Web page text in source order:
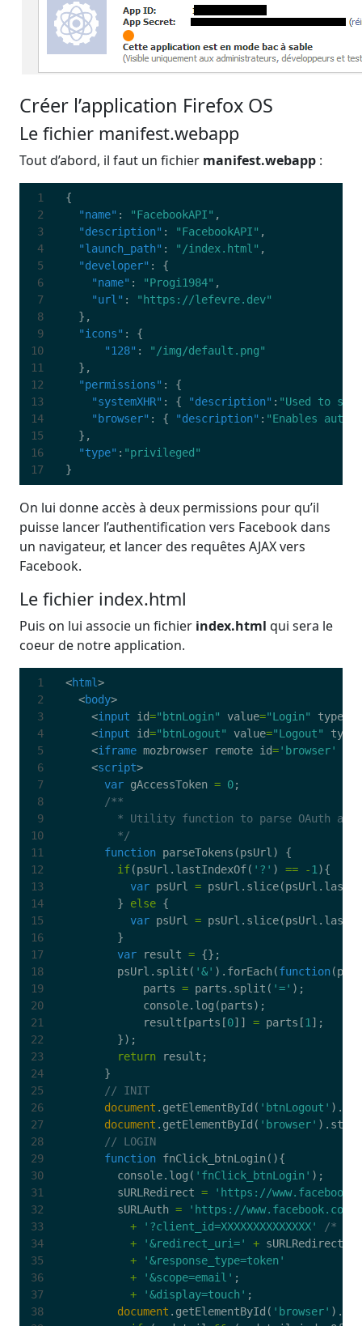
Créer l’application Firefox OS
Le fichier manifest.webapp
Tout d’abord, il faut un fichier manifest.webapp :
4
6
7
8
9
10
14
16
17
{
"name" : "FacebookAPI" ,
"description" : "FacebookAPI" ,
"launch_path" : "/index.html" ,
"developer" :
{
"name" : "Progi1984" ,
"url" :
"https://lefevre.dev"
},
"icons" :
{
"128" :
"/img/default.png"
},
"permissions" :
{
"systemXHR" : { "description" : "Used to
"browser" : { "description" : "Enables
},
"type" : "privileged"
}
On lui donne accès à deux permissions pour qu’il
puisse lancer l’authentification vers Facebook dans
un navigateur, et lancer des requêtes AJAX vers
Facebook.
Le fichier index.html
Puis on lui associe un fichier index.html qui sera le
coeur de notre application.
4
6
7
8
9
10
14
16
17
18
19
20
24
26
27
28
29
30
34
36
37
38
<html>
<body>
<input id="btnLogin" value="Login" type
<input id="btnLogout" value="Logout" type
<iframe mozbrowser remote id='browser'
<script>
var gAccessToken = 0;
        */
function parseTokens (psUrl )
{
if(psUrl . lastIndexOf( '?' ) == -1 ){
var psUrl = psUrl . slice(psUrl .
}
else {
var psUrl = psUrl . slice(psUrl .
}
var
result = {};
psUrl . split ( '&' ). forEach(function(
parts = parts . split ( '=' );
console. log (parts);
result [parts [0]] = parts [1 ];
});
return
result ;
}
document . getElementById ( 'btnLogout' ).
document . getElementById ( 'browser' ). style
function fnClick_btnLogin(){
console. log ( 'fnClick_btnLogin' );
sURLRedirect =
'https://
sURLAuth =
'https://
+
'?client_id=XXXXXXXXXXXXXX'
/*
+
'&redirect_uri=' + sURLRedirect
+
'&response_type=token'
+
'&scope=email' ;
+
'&display=touch' ;
document . getElementById ( 'browser' ).